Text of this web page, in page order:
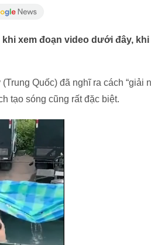
xem đoạn video dưới đây, khi
Quốc) đã nghĩ ra cách “giải
tạo sóng cũng rất đặc biệt.